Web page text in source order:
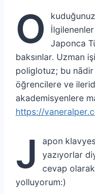
O
İlgilenenler
Japonca
baksınlar. Uzman
poliglotuz; bu nādir
öğrencilere ve
akademisyenlere
https://
J
apon
yazıyorlar
cevap
yolluyorum:)